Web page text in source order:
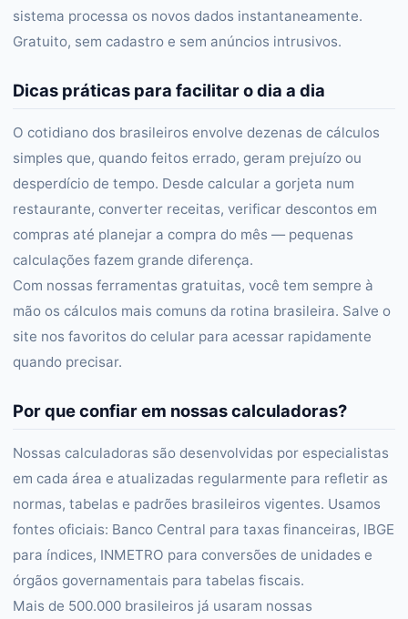
sistema processa os novos dados instantaneamente.
Gratuito, sem cadastro e sem anúncios intrusivos.
Dicas práticas para facilitar o dia a dia
O cotidiano dos brasileiros envolve dezenas de cálculos
simples que, quando feitos errado, geram prejuízo ou
desperdício de tempo. Desde calcular a gorjeta num
restaurante, converter receitas, verificar descontos em
compras até planejar a compra do mês — pequenas
calculações fazem grande diferença.
Com nossas ferramentas gratuitas, você tem sempre à
mão os cálculos mais comuns da rotina brasileira. Salve o
site nos favoritos do celular para acessar rapidamente
quando precisar.
Por que confiar em nossas calculadoras?
Nossas calculadoras são desenvolvidas por especialistas
em cada área e atualizadas regularmente para refletir as
normas, tabelas e padrões brasileiros vigentes. Usamos
fontes oficiais: Banco Central para taxas financeiras, IBGE
para índices, INMETRO para conversões de unidades e
órgãos governamentais para tabelas fiscais.
Mais de 500.000 brasileiros já usaram nossas